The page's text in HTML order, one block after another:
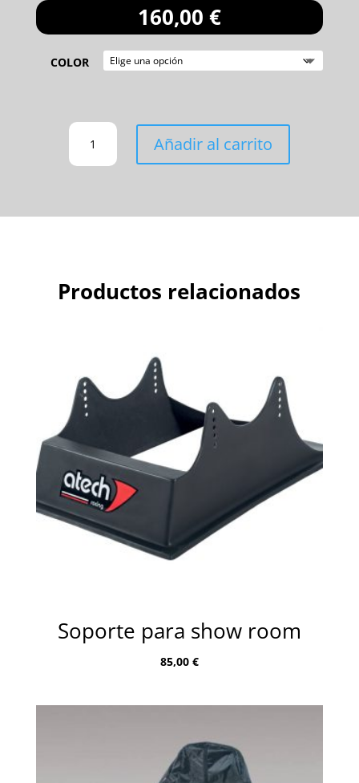
160,00 €
COLOR
GUANTES
CANTIDAD
Añadir al carrito
Productos relacionados
Soporte para show room
85,00 €